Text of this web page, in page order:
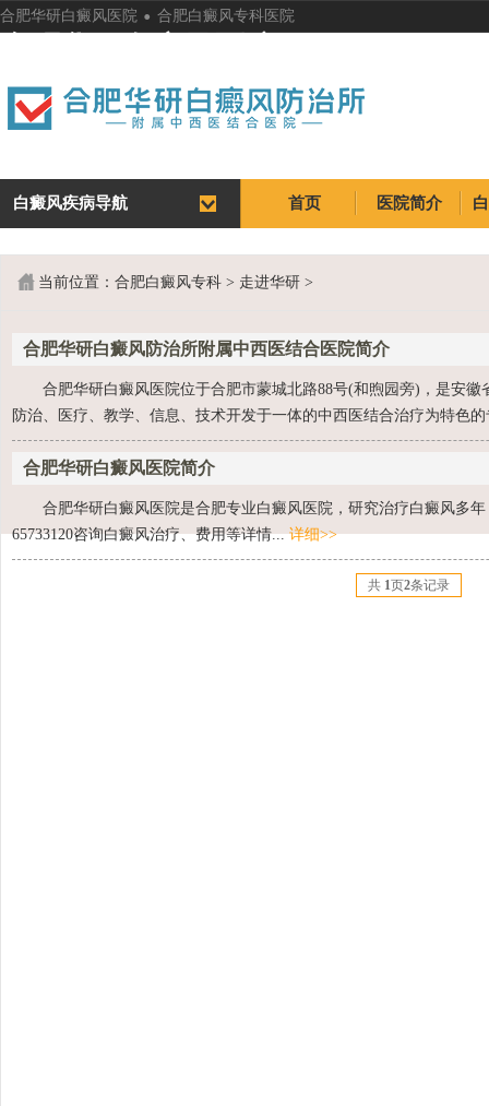
合肥华研白癜风医院 . 合肥白癜风专科医院
首页
首页
医院简介
医院简介
白癜风疾病导航
当前位置： 合肥白癜风专科 > 走进华研 >
合肥华研白癜风防治所附属中西医结合医院简介
合肥华研白癜风医院位于合肥市蒙城北路88号(和煦园旁)，是安
防治、医疗、教学、信息、技术开发于一体的中西医结合治疗为特色
合肥华研白癜风医院简介
合肥华研白癜风医院是合肥专业白癜风医院，研究治疗白癜风多
65733120咨询白癜风治疗、费用等详情...详细>>
共 1页2条记录